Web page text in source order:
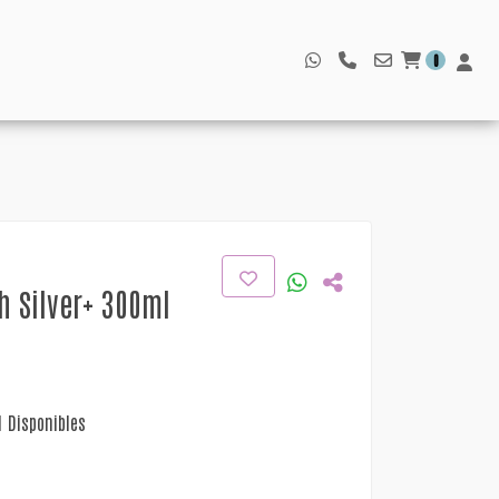
0
Silver+ 300ml
Disponibles